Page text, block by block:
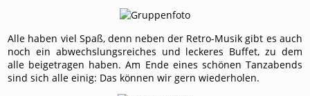
Alle haben viel Spaß, denn neben der Retro-Musik gibt es auch
noch ein abwechslungsreiches und leckeres Buffet, zu dem
alle beigetragen haben. Am Ende eines schönen Tanzabends
sind sich alle einig: Das können wir gern wiederholen.